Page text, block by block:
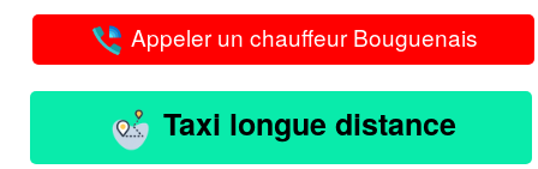
Appeler un chauffeur Bouguenais
Taxi longue distance